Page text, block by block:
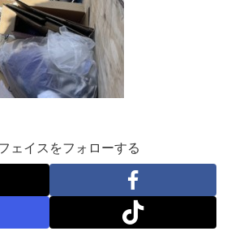
ェイスをフォローする